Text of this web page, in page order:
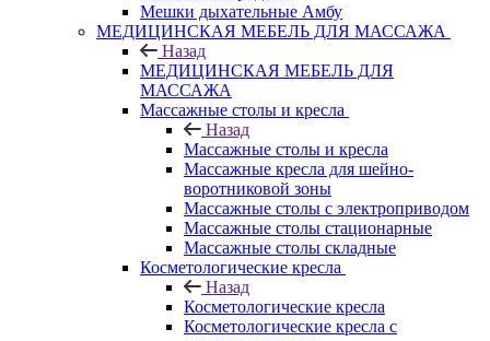
Мешки дыхательные Амбу
МЕДИЦИНСКАЯ МЕБЕЛЬ ДЛЯ МАССАЖА
Назад
МЕДИЦИНСКАЯ МЕБЕЛЬ ДЛЯ
МАССАЖА
Массажные столы и кресла
Назад
Массажные столы и кресла
Массажные кресла для шейно-
воротниковой зоны
Массажные столы с электроприводом
Массажные столы стационарные
Массажные столы складные
Косметологические кресла
Назад
Косметологические кресла
Косметологические кресла с